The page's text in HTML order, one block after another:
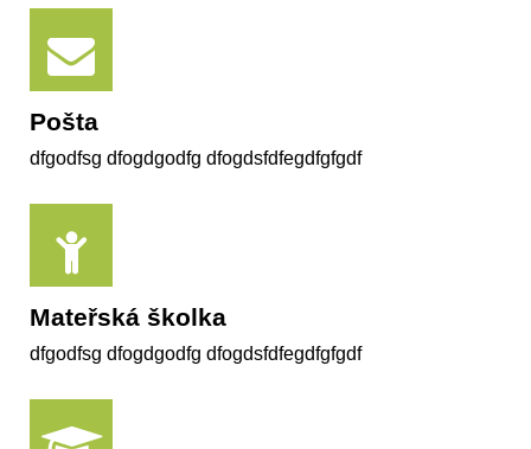
Pošta
dfgodfsg dfogdgodfg dfogdsfdfegdfgfgdf
Mateřská školka
dfgodfsg dfogdgodfg dfogdsfdfegdfgfgdf